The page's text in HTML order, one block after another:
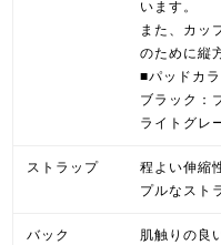
います。
また、カッ
のために縦
■パッドカ
ブラック：
ライトグレ
ストラップ
程よい伸縮
プルなスト
バック
肌触りの良